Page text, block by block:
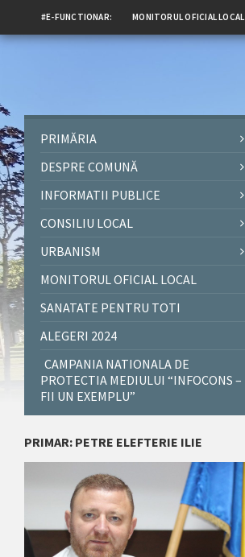
#E-FUNCTIONAR: MONITORUL OFICIAL LOCAL
PRIMĂRIA
DESPRE COMUNĂ
INFORMATII PUBLICE
CONSILIU LOCAL
URBANISM
MONITORUL OFICIAL LOCAL
SANATATE PENTRU TOTI
ALEGERI 2024
CAMPANIA NATIONALA DE
PROTECTIA MEDIULUI “INFOCONS –
FII UN EXEMPLU”
PRIMAR: PETRE ELEFTERIE ILIE